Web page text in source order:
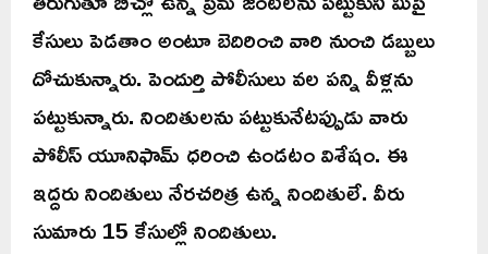
కేసులు పెడతాం అంటూ బెదిరించి వారి నుంచి డబ్బులు
దోచుకున్నారు. పెందుర్తి పోలీసులు వల పన్ని వీళ్లను
పట్టుకున్నారు. నిందితులను పట్టుకునేటప్పుడు వారు
పోలీస్ యూనిఫామ్ ధరించి ఉండటం విశేషం. ఈ
ఇద్దరు నిందితులు నేరచరిత్ర ఉన్న నిందితులే. వీరు
సుమారు 15 కేసుల్లో నిందితులు.